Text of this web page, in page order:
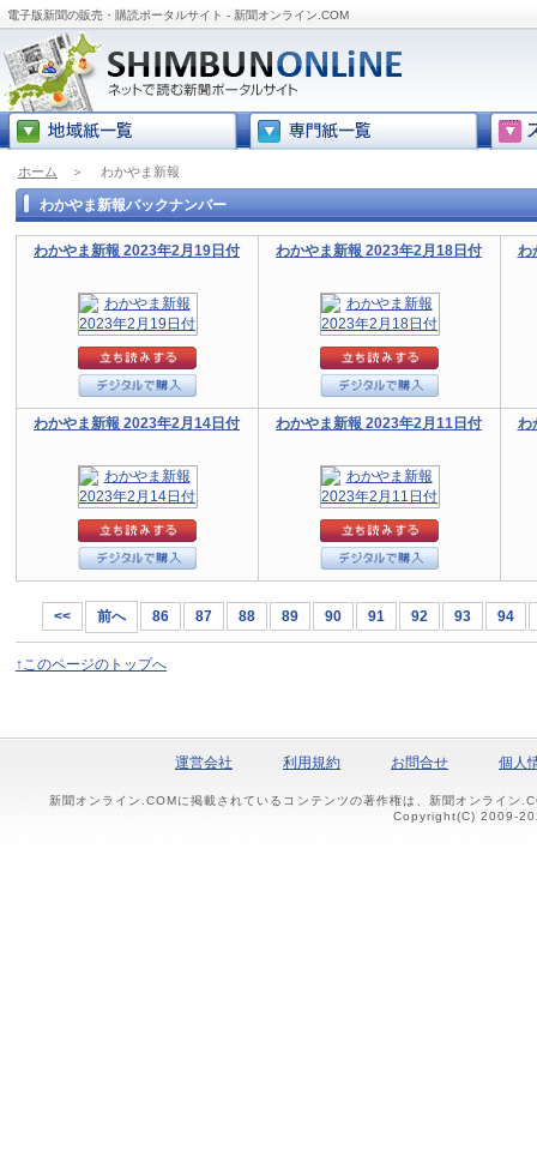
電子版新聞の販売・購読ポータルサイト - 新聞オンライン.COM
ホーム ＞ わかやま新報
わかやま新報バックナンバー
わかやま新報 2023年2月19日付 わかやま新報 2023年2月18日付 わ
わかやま新報 2023年2月14日付 わかやま新報 2023年2月11日付 わ
<< 前へ 86 87 88 89 90 91 92 93 94
↑このページのトップへ
運営会社 利用規約 お問合せ 個人
新聞オンライン.COMに掲載されているコンテンツの著作権は、新聞オンライン
Copyright(C) 2009-